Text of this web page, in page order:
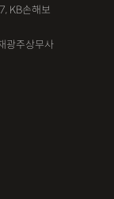
KB손해보
광주상무사